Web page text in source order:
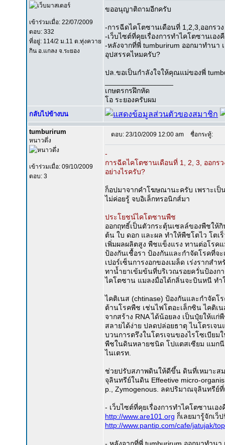
เข้าร่วมเมื่อ: 22/07/2009
ตอบ: 332
ที่อยู่: 114/2 ม.11 ต.ทุ่งควาย
กิน อ.แกลง จ.ระยอง
ขออนุญาติถามอีกครับ
-การฉีดไคโตซานเดือนที่ 1,2,3,ออกรว
-เว็บไซต์ที่คุยเรื่องการทำไคโตซานเอ
-หลังจากที่พี่ tumburirum ออกมาทำนา
อุปสรรคไหมครับ?
ปล.ขอเป็นกำลังใจให้คุณแม่ของพี่
เกษตรกรฝึกหัด
โอ ระยองครับผม
กลับไปข้างบน
tumburirum
หนาวดึ่ง
เข้าร่วมเมื่อ: 09/10/2009
ตอบ: 3
ตอบ: 23/10/2009 12:00 am ชื่อกระทู้:
-
การฉีดไคโตซานเดือนที่ 1, 2, 3, ออกร
อย่างไรครับ?
ก็อปมาจากคำโฆษณานะครับ เพราะเป็
ไม่ค่อยรู้ จบอิเล็กทรอนิกส์มา
ประโยชน์ไคโตซานพืช
ออกฤทธิ์เป็นตัวกระตุ้นเซลล์ของพืชให้
ต้น ใบ ดอก และผล ทำให้พืชโตไว โตเ
เพิ่มผลผลิตสูง พืชแข็งแรง ทานต่อโรค
ป้องกันเชื้อรา ป้องกันและกำจัดโรคที่จ
เปอร์เซ็นการงอกของเมล็ด เร่งรากส
ทาน้ำยาเข้มข้นที่บริเวณรอยควั่นป้องก
ไคโตซาน แมลงมื่อได้กลิ่นจะบินหนี ทำ
ไคติเนส (chtinase) ป้องกันและกำจัดโ
ต้านโรคพืช เช่นไฟโตอะเล็กซิน ไคติเ
จากสร้าง RNA ได้น้อยลง เป็นปุ๋ยให้แก่
สลายได้ง่าย ปลดปล่อยธาตุ ไนโตรเจ
บวนการตรึงในโตรเจนของไรโซเบีย
พืชในดินหลายชนิด โปแตสเซียม แมกนี
ไนเตรท.
ช่วยปรับสภาพดินให้ดีขึ้น ดินที่เหมาะส
จุลินทรีย์ในดิน Effeetive micro-
p., Zymogenous. ลดปริมาณจุลินทรีย์
- เว็บไซต์ที่คุยเรื่องการทำไคโตซานเอ
http://www.are101.org ก็เลยมารู้จักเว็
http://www.pantip.com/cafe/jatujak/